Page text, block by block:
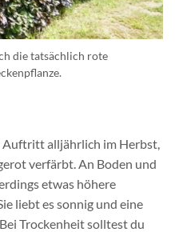
die tatsächlich rote
Auftritt alljährlich im Herbst,
verfärbt. An Boden und
etwas höhere
liebt es sonnig und eine
Trockenheit solltest du